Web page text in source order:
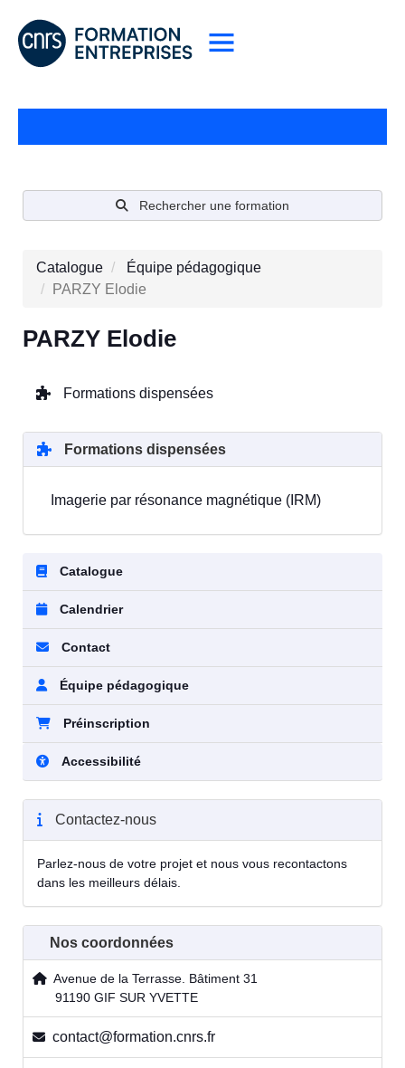
Rechercher une formation
Catalogue
Équipe pédagogique
PARZY Elodie
PARZY Elodie
Formations dispensées
Formations dispensées
Imagerie par résonance magnétique (IRM)
Catalogue
Calendrier
Contact
Équipe pédagogique
Préinscription
Accessibilité
Contactez-nous
Parlez-nous de votre projet et nous vous recontactons
dans les meilleurs délais.
Nos coordonnées
Avenue de la Terrasse. Bâtiment 31
91190 GIF SUR YVETTE
contact@formation.cnrs.fr